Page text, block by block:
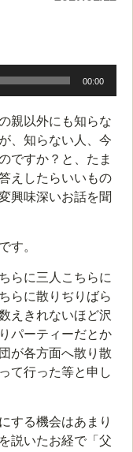
00:00
親以外にも知らな
、知らない人、今
ですか？と、たま
えしたらいいもの
興味深いお話を聞
す。
らに三人こちらに
らに散りぢりばら
えきれないほど沢
パーティーだとか
が各方面へ散り散
て行った等と申し
する機会はあまり
説いたお経で「父